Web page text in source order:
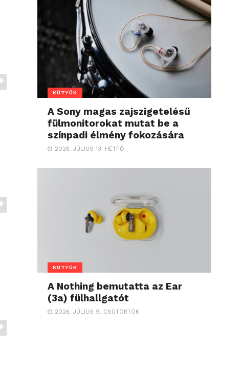
KÜTYÜK
A Sony magas zajszigetelésű
fülmonitorokat mutat be a
színpadi élmény fokozására
2026. JÚLIUS 13. HÉTFŐ
KÜTYÜK
A Nothing bemutatta az Ear
(3a) fülhallgatót
2026. JÚLIUS 9. CSÜTÖRTÖK